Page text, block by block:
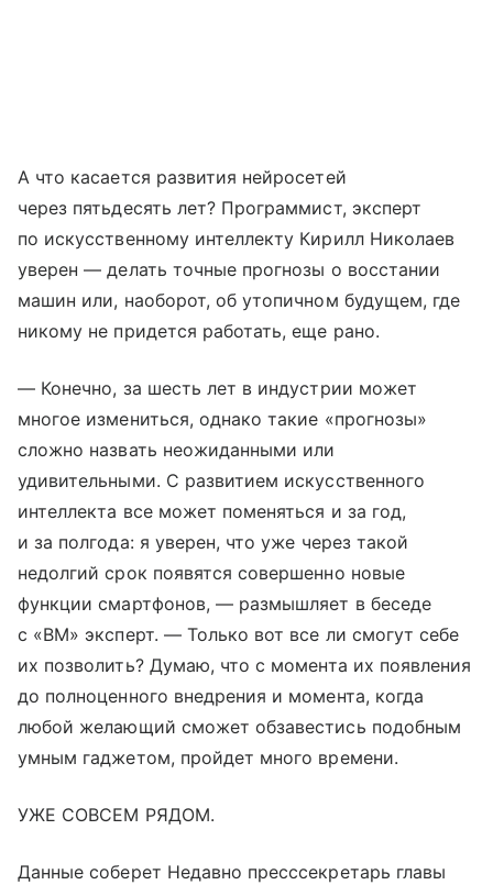
А что касается развития нейросетей
через пятьдесять лет? Программист, эксперт
по искусственному интеллекту Кирилл Николаев
уверен — делать точные прогнозы о восстании
машин или, наоборот, об утопичном будущем, где
никому не придется работать, еще рано.
— Конечно, за шесть лет в индустрии может
многое измениться, однако такие «прогнозы»
сложно назвать неожиданными или
удивительными. С развитием искусственного
интеллекта все может поменяться и за год,
и за полгода: я уверен, что уже через такой
недолгий срок появятся совершенно новые
функции смартфонов, — размышляет в беседе
с «ВМ» эксперт. — Только вот все ли смогут себе
их позволить? Думаю, что с момента их появления
до полноценного внедрения и момента, когда
любой желающий сможет обзавестись подобным
умным гаджетом, пройдет много времени.
УЖЕ СОВСЕМ РЯДОМ.
Данные соберет Недавно пресссекретарь главы